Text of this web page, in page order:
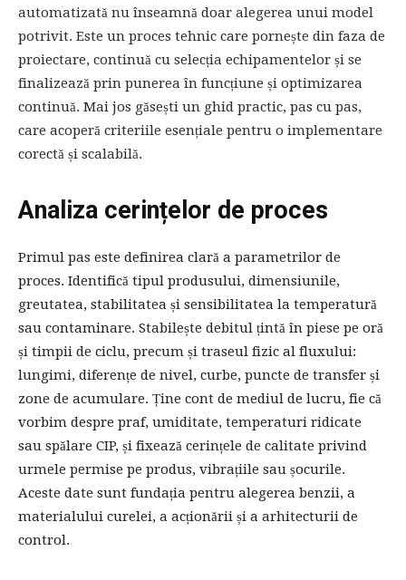
automatizată nu înseamnă doar alegerea unui model
potrivit. Este un proces tehnic care pornește din faza de
proiectare, continuă cu selecția echipamentelor și se
finalizează prin punerea în funcțiune și optimizarea
continuă. Mai jos găsești un ghid practic, pas cu pas,
care acoperă criteriile esențiale pentru o implementare
corectă și scalabilă.
Analiza cerințelor de proces
Primul pas este definirea clară a parametrilor de
proces. Identifică tipul produsului, dimensiunile,
greutatea, stabilitatea și sensibilitatea la temperatură
sau contaminare. Stabilește debitul țintă în piese pe oră
și timpii de ciclu, precum și traseul fizic al fluxului:
lungimi, diferențe de nivel, curbe, puncte de transfer și
zone de acumulare. Ține cont de mediul de lucru, fie că
vorbim despre praf, umiditate, temperaturi ridicate
sau spălare CIP, și fixează cerințele de calitate privind
urmele permise pe produs, vibrațiile sau șocurile.
Aceste date sunt fundația pentru alegerea benzii, a
materialului curelei, a acționării și a arhitecturii de
control.